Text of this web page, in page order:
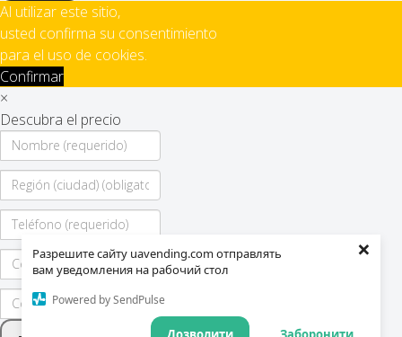
Разрешите сайту uavending.com отправлять
вам уведомления на рабочий стол
Powered by SendPulse
×
Al utilizar este sitio,
usted confirma su consentimiento
para el uso de cookies.
Confirmar
×
Descubra el precio